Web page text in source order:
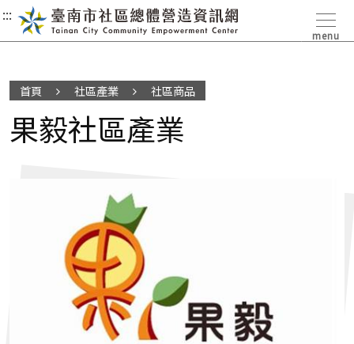
:::
menu
:::
:::
首頁 社區產業 社區商品
果毅社區產業